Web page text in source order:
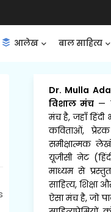
आलेख बाल साहित्य
Dr. Mulla
विशाल मंच —
मंच है, जहाँ हिंदी
कविताओं,
समीक्षात्मक
यूजीसी नेट
माध्यम से
साहित्य, शिक्षा
ऐसा मंच है, जो